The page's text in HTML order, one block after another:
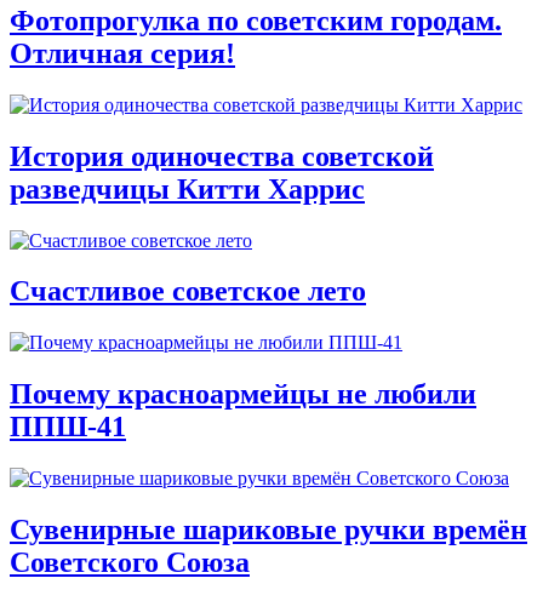
Фотопрогулка по советским городам.
Отличная серия!
История одиночества советской
разведчицы Китти Харрис
Счастливое советское лето
Почему красноармейцы не любили
ППШ-41
Сувенирные шариковые ручки времён
Советского Союза